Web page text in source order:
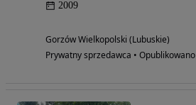
2009
Gorzów Wielkopolski (Lubuskie)
Prywatny sprzedawca • Opublikowano